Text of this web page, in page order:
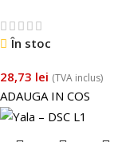
În stoc
28,73 lei (TVA inclus)
ADAUGA IN COS